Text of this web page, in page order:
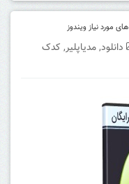
دانلود,مدیاپلیر, کدک